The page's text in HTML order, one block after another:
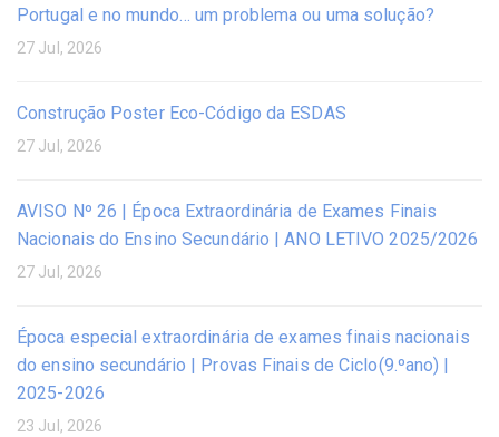
Portugal e no mundo… um problema ou uma solução?
27 Jul, 2026
Construção Poster Eco-Código da ESDAS
27 Jul, 2026
AVISO Nº 26 | Época Extraordinária de Exames Finais
Nacionais do Ensino Secundário | ANO LETIVO 2025/2026
27 Jul, 2026
Época especial extraordinária de exames finais nacionais
do ensino secundário | Provas Finais de Ciclo(9.ºano) |
2025-2026
23 Jul, 2026